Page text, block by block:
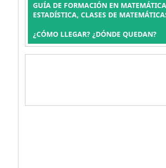
GUÍA DE FORMACIÓN EN
ESTADÍSTICA, CLASES DE
¿CÓMO LLEGAR? ¿DÓNDE QUEDAN?